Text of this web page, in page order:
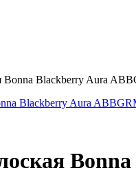
Bonna Blackberry Aura